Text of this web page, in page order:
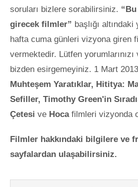
soruları bizlere sorabilirsiniz.
girecek filmler” başlığı altındaki
hafta cuma günleri vizyona giren
vermektedir. Lütfen
bizden esirgemeyiniz. 1 Mart
Muhteşem Yaratıklar, Hititya:
Sefiller, Timothy Green'in
Çetesi ve Hoca filmleri vizyonda
Filmler hakkındaki bilgilere ve
sayfalardan ulaşabilirsiniz.